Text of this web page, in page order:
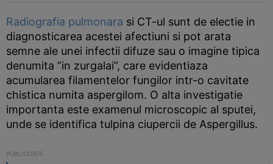
Radiografia pulmonara si CT-ul sunt de electie in
diagnosticarea acestei afectiuni si pot arata
semne ale unei infectii difuze sau o imagine tipica
denumita ”in zurgalai”, care evidentiaza
acumularea filamentelor fungilor intr-o cavitate
chistica numita aspergilom. O alta investigatie
importanta este examenul microscopic al sputei,
unde se identifica tulpina ciupercii de Aspergillus.